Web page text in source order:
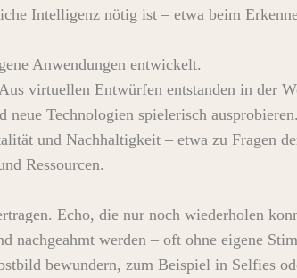
Intelligenz nötig ist – etwa beim
Anwendungen entwickelt.
virtuellen Entwürfen entstanden in der
Technologien spielerisch ausprobieren.
und Nachhaltigkeit – etwa zu Fragen
Ressourcen.
Echo, die nur noch wiederholen
nachgeahmt werden – oft ohne eigene
bewundern, zum Beispiel in Selfies